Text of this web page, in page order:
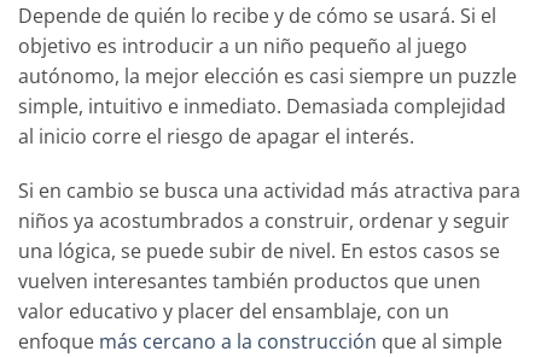
Depende de quién lo recibe y de cómo se usará. Si el
objetivo es introducir a un niño pequeño al juego
autónomo, la mejor elección es casi siempre un puzzle
simple, intuitivo e inmediato. Demasiada complejidad
al inicio corre el riesgo de apagar el interés.
Si en cambio se busca una actividad más atractiva para
niños ya acostumbrados a construir, ordenar y seguir
una lógica, se puede subir de nivel. En estos casos se
vuelven interesantes también productos que unen
valor educativo y placer del ensamblaje, con un
enfoque más cercano a la construcción que al simple